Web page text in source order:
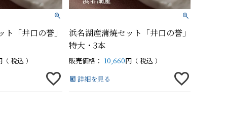
「井口の誉」
税込
浜名湖産蒲焼セット「井口の誉」
特大・3本
販売価格： 10,660
税込
詳細を見る